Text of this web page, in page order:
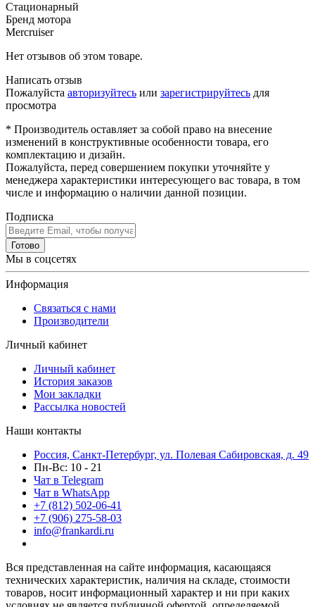
Стационарный
Бренд мотора
Mercruiser
Нет отзывов об этом товаре.
Написать отзыв
Пожалуйста авторизуйтесь или зарегистрируйтесь для
просмотра
* Производитель оставляет за собой право на внесение
изменений в конструктивные особенности товара, его
комплектацию и дизайн.
Пожалуйста, перед совершением покупки уточняйте у
менеджера характеристики интересующего вас товара, в том
числе и информацию о наличии данной позиции.
Подписка
Готово
Мы в соцсетях
Информация
Связаться с нами
Производители
Личный кабинет
Личный кабинет
История заказов
Мои закладки
Рассылка новостей
Наши контакты
Россия, Санкт-Петербург, ул. Полевая Сабировская, д. 49
Пн-Вс: 10 - 21
Чат в Telegram
Чат в WhatsApp
+7 (812) 502-06-41
+7 (906) 275-58-03
info@frankardi.ru
Вся представленная на сайте информация, касающаяся
технических характеристик, наличия на складе, стоимости
товаров, носит информационный характер и ни при каких